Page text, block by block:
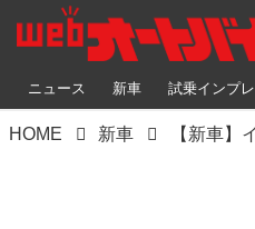
ニュース 新車 試乗インプレ
HOME 新車